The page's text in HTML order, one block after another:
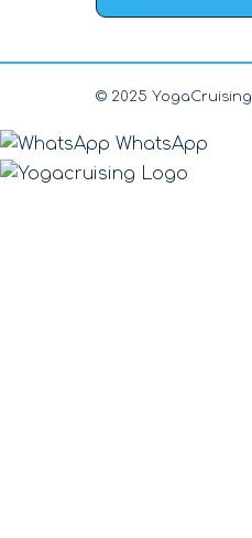
© 2025 YogaCruising
WhatsApp